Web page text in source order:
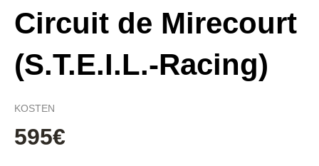
Circuit de Mirecourt
(S.T.E.I.L.-Racing)
KOSTEN
595€